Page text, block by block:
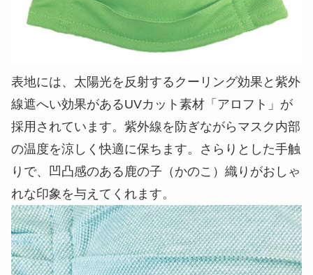
表地には、太陽光を反射するクーリング効果と紫外
線遮へい効果があるUVカット素材「アロフト」が
採用されています。紫外線を防ぎながらマスク内部
の温度を涼しく快適に保ちます。さらりとした手触
りで、凹凸感のある鹿の子（かのこ）織りがおしゃ
れな印象を与えてくれます。